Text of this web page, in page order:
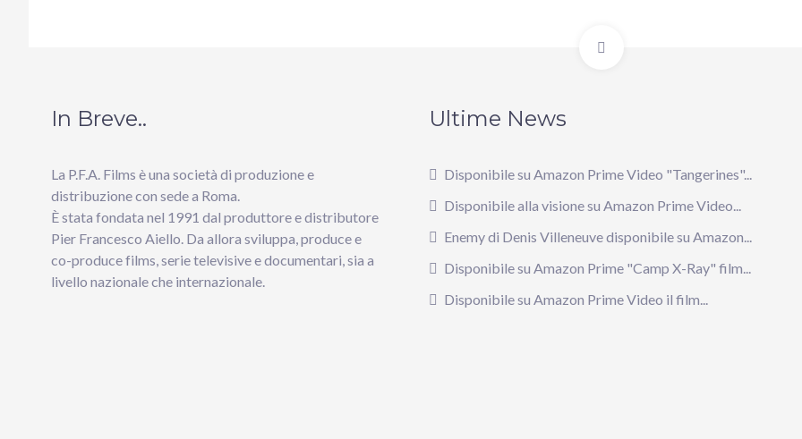
In Breve..
La P.F.A. Films è una società di produzione e
distribuzione con sede a Roma.
È stata fondata nel 1991 dal produttore e distributore
Pier Francesco Aiello. Da allora sviluppa, produce e
co-produce films, serie televisive e documentari, sia a
livello nazionale che internazionale.
Ultime News
Disponibile su Amazon Prime Video "Tangerines"...
Disponibile alla visione su Amazon Prime Video...
Enemy di Denis Villeneuve disponibile su Amazon...
Disponibile su Amazon Prime "Camp X-Ray" film...
Disponibile su Amazon Prime Video il film...